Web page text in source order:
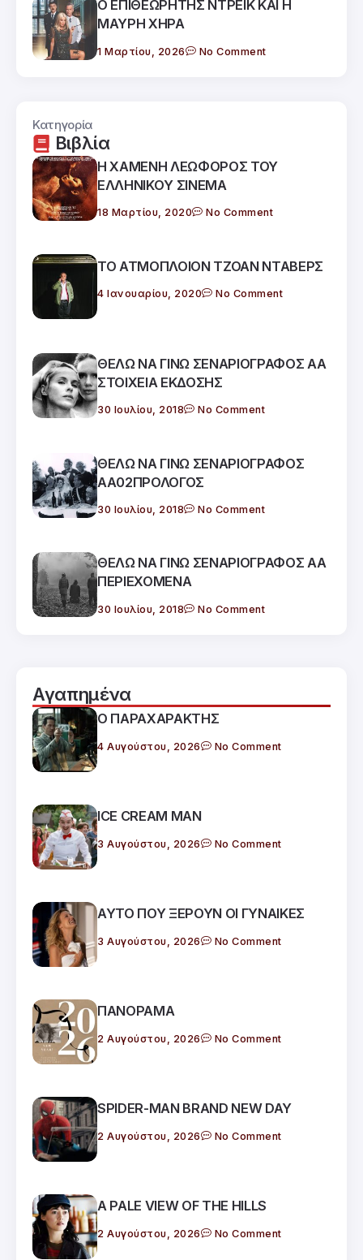
Ο ΕΠΙΘΕΩΡΗΤΗΣ ΝΤΡΕΙΚ ΚΑΙ Η
ΜΑΥΡΗ ΧΗΡΑ
1 Μαρτίου, 2026 No Comment
Βιβλία
Κατηγορία
Η ΧΑΜΕΝΗ ΛΕΩΦOΡΟΣ ΤΟΥ
ΕΛΛΗΝΙΚΟY ΣΙΝΕΜΑ
18 Μαρτίου, 2020 No Comment
ΤΟ ΑΤΜΟΠΛΟΙΟΝ ΤΖΟΑΝ ΝΤΑΒΕΡΣ
4 Ιανουαρίου, 2020 No Comment
ΘΕΛΩ ΝΑ ΓΙΝΩ ΣΕΝΑΡΙΟΓΡΑΦΟΣ ΑΑ
ΣΤΟΙΧΕΙΑ ΕΚΔΟΣΗΣ
30 Ιουλίου, 2018 No Comment
ΘΕΛΩ ΝΑ ΓΙΝΩ ΣΕΝΑΡΙΟΓΡΑΦΟΣ
ΑΑ02ΠΡΟΛΟΓΟΣ
30 Ιουλίου, 2018 No Comment
ΘΕΛΩ ΝΑ ΓΙΝΩ ΣΕΝΑΡΙΟΓΡΑΦΟΣ ΑΑ
ΠΕΡΙΕΧΟΜΕΝΑ
30 Ιουλίου, 2018 No Comment
Αγαπημένα
Ο ΠΑΡΑΧΑΡΑΚΤΗΣ
4 Αυγούστου, 2026 No Comment
ICE CREAM MAN
3 Αυγούστου, 2026 No Comment
ΑΥΤΟ ΠΟΥ ΞΕΡΟΥΝ ΟΙ ΓΥΝΑΙΚΕΣ
3 Αυγούστου, 2026 No Comment
ΠΑΝΟΡΑΜΑ
2 Αυγούστου, 2026 No Comment
SPIDER-MAN BRAND NEW DAY
2 Αυγούστου, 2026 No Comment
A PALE VIEW OF THE HILLS
2 Αυγούστου, 2026 No Comment